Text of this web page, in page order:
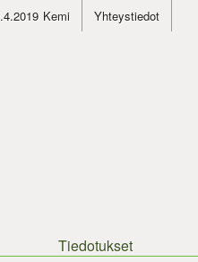
Kemi Yhteystiedot
Tiedotukset